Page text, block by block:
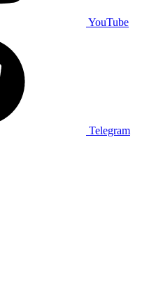
YouTube
Telegram